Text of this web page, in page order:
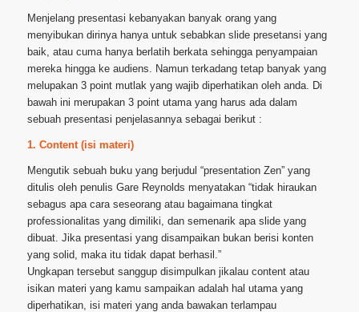
Menjelang presentasi kebanyakan banyak orang yang
menyibukan dirinya hanya untuk sebabkan slide presetansi yang
baik, atau cuma hanya berlatih berkata sehingga penyampaian
mereka hingga ke audiens. Namun terkadang tetap banyak yang
melupakan 3 point mutlak yang wajib diperhatikan oleh anda. Di
bawah ini merupakan 3 point utama yang harus ada dalam
sebuah presentasi penjelasannya sebagai berikut :
1. Content (isi materi)
Mengutik sebuah buku yang berjudul “presentation Zen” yang
ditulis oleh penulis Gare Reynolds menyatakan “tidak hiraukan
sebagus apa cara seseorang atau bagaimana tingkat
professionalitas yang dimiliki, dan semenarik apa slide yang
dibuat. Jika presentasi yang disampaikan bukan berisi konten
yang solid, maka itu tidak dapat berhasil.”
Ungkapan tersebut sanggup disimpulkan jikalau content atau
isikan materi yang kamu sampaikan adalah hal utama yang
diperhatikan, isi materi yang anda bawakan terlampau